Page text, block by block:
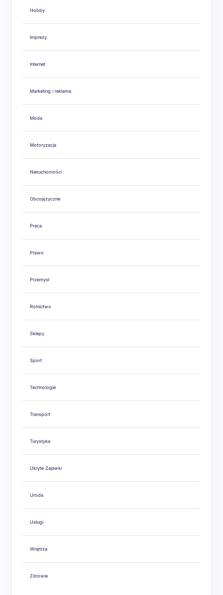
Hobby
Imprezy
Internet
Marketing i reklama
Moda
Motoryzacja
Nieruchomości
Obcojęzyczne
Praca
Prawo
Przemysł
Rolnictwo
Sklepy
Sport
Technologie
Transport
Turystyka
Ukryte Zajawki
Uroda
Usługi
Wnętrza
Zdrowie